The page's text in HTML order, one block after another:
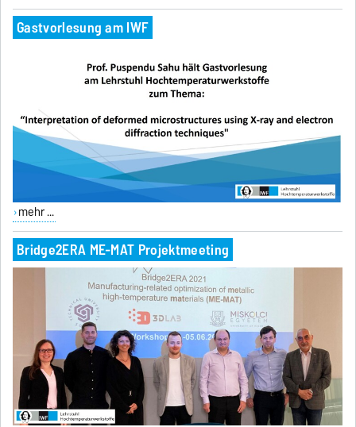
Gastvorlesung am IWF
mehr ...
Bridge2ERA ME-MAT Projektmeeting